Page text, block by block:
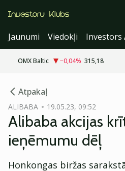
Jaunumi
Viedokļi Investors
OMX Baltic −0,04% 315,18
Atpakaļ
ALIBABA 19.05.23, 09:52
Alibaba akcijas
ieņēmumu dēļ
Honkongas biržas